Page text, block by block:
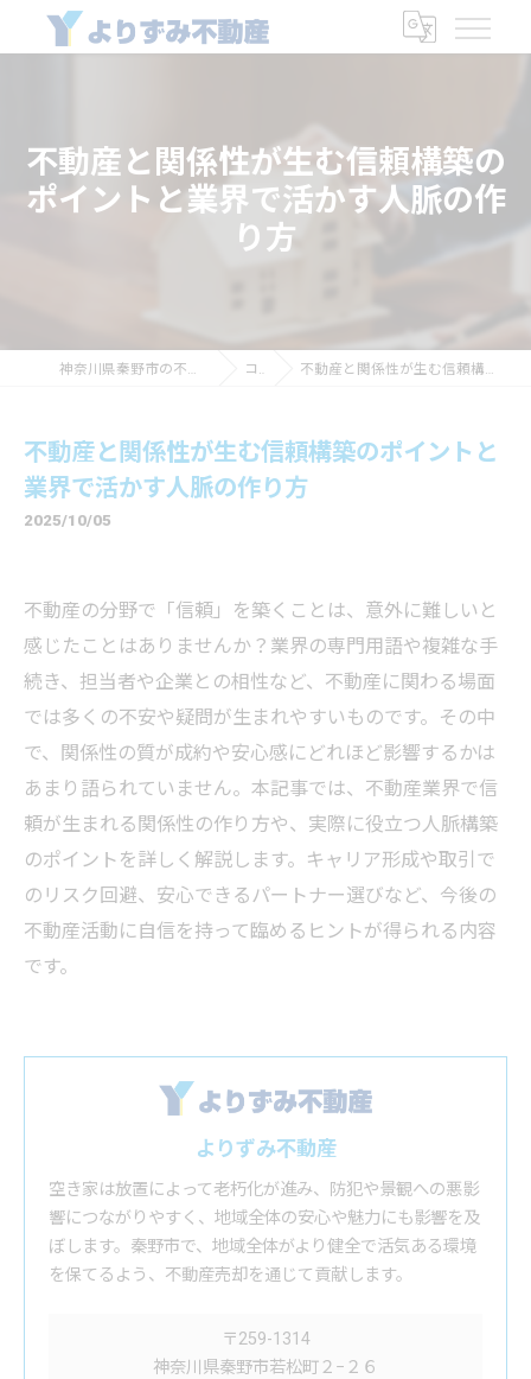
不動産と関係性が生む信頼構築の
ポイントと業界で活かす人脈の作
り方
神奈川県秦野市の不動産なら有限会社よりずみ商会 コラム 不動産と関係性が生む信頼構築のポイントと業界で活かす人脈の作り方
不動産と関係性が生む信頼構築のポイントと
業界で活かす人脈の作り方
2025/10/05
不動産の分野で「信頼」を築くことは、意外に難しいと
感じたことはありませんか？業界の専門用語や複雑な手
続き、担当者や企業との相性など、不動産に関わる場面
では多くの不安や疑問が生まれやすいものです。その中
で、関係性の質が成約や安心感にどれほど影響するかは
あまり語られていません。本記事では、不動産業界で信
頼が生まれる関係性の作り方や、実際に役立つ人脈構築
のポイントを詳しく解説します。キャリア形成や取引で
のリスク回避、安心できるパートナー選びなど、今後の
不動産活動に自信を持って臨めるヒントが得られる内容
です。
よりずみ不動産
空き家は放置によって老朽化が進み、防犯や景観への悪影
響につながりやすく、地域全体の安心や魅力にも影響を及
ぼします。秦野市で、地域全体がより健全で活気ある環境
を保てるよう、不動産売却を通じて貢献します。
〒259-1314
神奈川県秦野市若松町２−２６